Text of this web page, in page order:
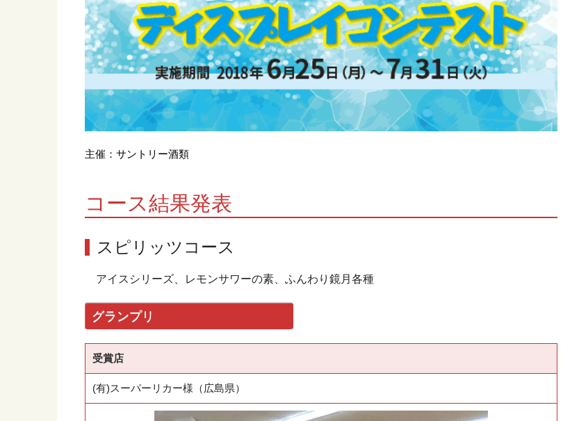
主催：サントリー酒類
コース結果発表
スピリッツコース
アイスシリーズ、レモンサワーの素、ふんわり鏡月各種
グランプリ
受賞店
(有)スーパーリカー様（広島県）